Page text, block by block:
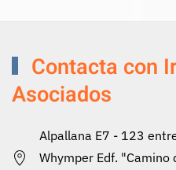
Contacta con
Asociados
Alpallana E7 - 123
Whymper Edf.